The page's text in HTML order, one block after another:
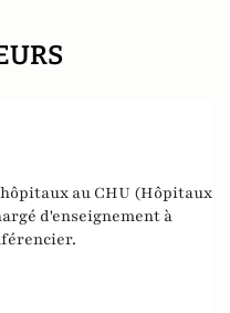
au CHU (Hôpitaux
d'enseignement à